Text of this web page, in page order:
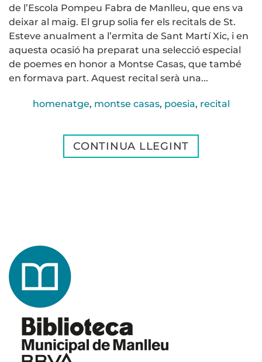
de l’Escola Pompeu Fabra de Manlleu, que ens va
deixar al maig. El grup solia fer els recitals de St.
Esteve anualment a l’ermita de Sant Martí Xic, i en
aquesta ocasió ha preparat una selecció especial
de poemes en honor a Montse Casas, que també
en formava part. Aquest recital serà una...
homenatge, montse casas, poesia, recital
CONTINUA LLEGINT